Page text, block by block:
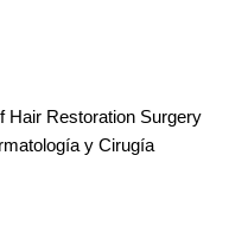
Hair Restoration Surgery
y Cirugía